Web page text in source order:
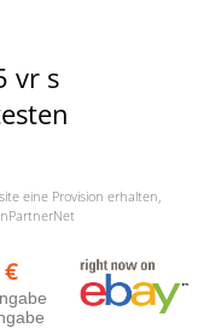
vr s
eine Provision erhalten,
€